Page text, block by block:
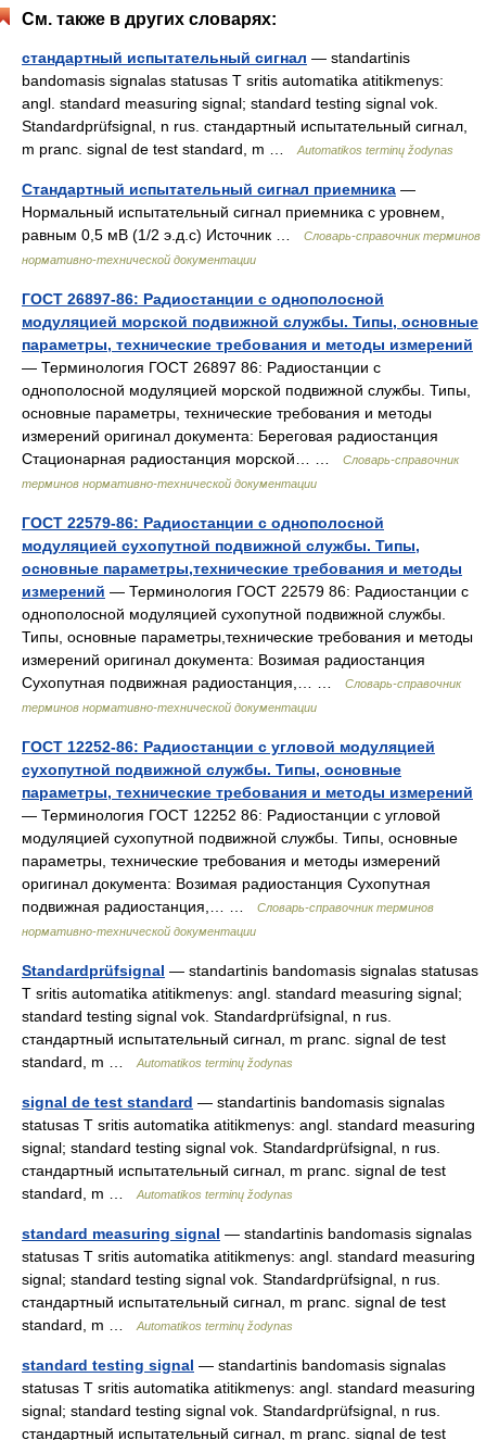
См. также в других словарях:
стандартный испытательный сигнал — standartinis
bandomasis signalas statusas T sritis automatika atitikmenys:
angl. standard measuring signal; standard testing signal vok.
Standardprüfsignal, n rus. стандартный испытательный сигнал,
m pranc. signal de test standard, m …
Automatikos terminų žodynas
Стандартный испытательный сигнал приемника —
Нормальный испытательный сигнал приемника с уровнем,
равным 0,5 мВ (1/2 э.д.с) Источник …
Словарь-справочник терминов
нормативно-технической документации
ГОСТ 26897-86: Радиостанции с однополосной
модуляцией морской подвижной службы. Типы, основные
параметры, технические требования и методы измерений
— Терминология ГОСТ 26897 86: Радиостанции с
однополосной модуляцией морской подвижной службы. Типы,
основные параметры, технические требования и методы
измерений оригинал документа: Береговая радиостанция
Стационарная радиостанция морской… …
Словарь-справочник
терминов нормативно-технической документации
ГОСТ 22579-86: Радиостанции с однополосной
модуляцией сухопутной подвижной службы. Типы,
основные параметры,технические требования и методы
измерений — Терминология ГОСТ 22579 86: Радиостанции с
однополосной модуляцией сухопутной подвижной службы.
Типы, основные параметры,технические требования и методы
измерений оригинал документа: Возимая радиостанция
Сухопутная подвижная радиостанция,… …
Словарь-справочник
терминов нормативно-технической документации
ГОСТ 12252-86: Радиостанции с угловой модуляцией
сухопутной подвижной службы. Типы, основные
параметры, технические требования и методы измерений
— Терминология ГОСТ 12252 86: Радиостанции с угловой
модуляцией сухопутной подвижной службы. Типы, основные
параметры, технические требования и методы измерений
оригинал документа: Возимая радиостанция Сухопутная
подвижная радиостанция,… …
Словарь-справочник терминов
нормативно-технической документации
Standardprüfsignal — standartinis bandomasis signalas statusas
T sritis automatika atitikmenys: angl. standard measuring signal;
standard testing signal vok. Standardprüfsignal, n rus.
стандартный испытательный сигнал, m pranc. signal de test
standard, m …
Automatikos terminų žodynas
signal de test standard — standartinis bandomasis signalas
statusas T sritis automatika atitikmenys: angl. standard measuring
signal; standard testing signal vok. Standardprüfsignal, n rus.
стандартный испытательный сигнал, m pranc. signal de test
standard, m …
Automatikos terminų žodynas
standard measuring signal — standartinis bandomasis signalas
statusas T sritis automatika atitikmenys: angl. standard measuring
signal; standard testing signal vok. Standardprüfsignal, n rus.
стандартный испытательный сигнал, m pranc. signal de test
standard, m …
Automatikos terminų žodynas
standard testing signal — standartinis bandomasis signalas
statusas T sritis automatika atitikmenys: angl. standard measuring
signal; standard testing signal vok. Standardprüfsignal, n rus.
стандартный испытательный сигнал, m pranc. signal de test